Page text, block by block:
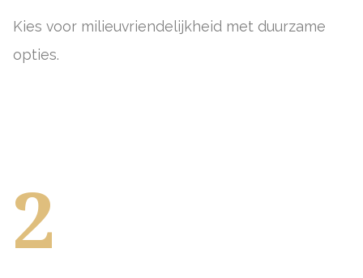
Kies voor milieuvriendelijkheid met duurzame
opties.
2